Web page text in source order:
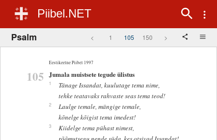
Piibel.NET
Psalm < 1 105 150 >
Eestikeelne Piibel 1997
105 Jumala muistsete tegude ülistus
1
Tänage Issandat, kuulutage tema nime,
tehke teatavaks rahvaste seas tema teod!
2
Laulge temale, mängige temale,
kõnelge kõigist tema imedest!
3
Kiidelge tema pühast nimest,